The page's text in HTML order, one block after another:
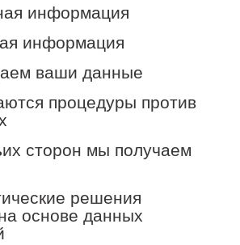
информация
информация
ваши данные
процедуры против
сторон мы получаем
решения
основе данных